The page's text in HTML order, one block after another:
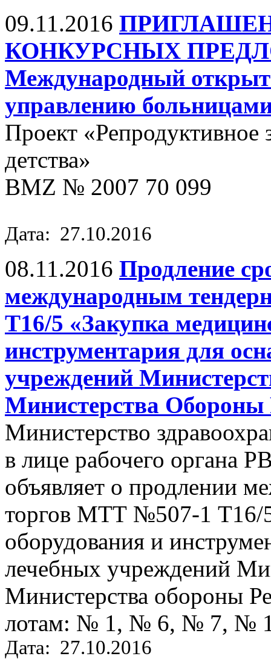
09.11.2016
КОНКУРСНЫХ
Международный
управлению
Проект «Репродуктивное
детства»
BMZ № 2007 70 099
Дата: 27.10.2016
08.11.2016 Продление
международным
Т16/5 «Закупка
инструментария для
учреждений
Министерства Обороны
Министерство
в лице рабочего органа
объявляет о продлении
торгов МТТ №507-1 Т16/
оборудования и
лечебных учреждений
Министерства обороны
лотам: № 1, № 6, № 7, №
Дата: 27.10.2016